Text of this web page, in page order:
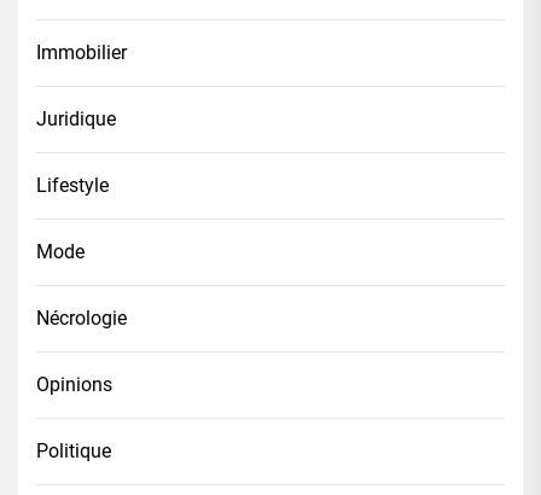
Immobilier
Juridique
Lifestyle
Mode
Nécrologie
Opinions
Politique